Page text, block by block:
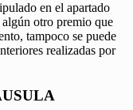
en el apartado
otro premio que
tampoco se puede
realizadas por